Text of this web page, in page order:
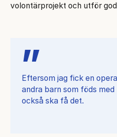
volontärprojekt och utför
Eftersom jag fick en
andra barn som föds
också ska få det.